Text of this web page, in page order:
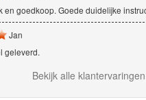
en goedkoop. Goede duidelijke
Jan
geleverd.
Bekijk alle klantervaringen